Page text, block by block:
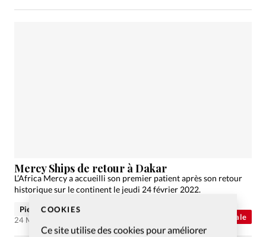
COOKIES
Ce site utilise des cookies pour améliorer
Actualité internationale
Mercy Ships de retour à Dakar
L’Africa Mercy a accueilli son premier patient après son retour
historique sur le continent le jeudi 24 février 2022.
Pierre Teixeira
24 Mar 2022